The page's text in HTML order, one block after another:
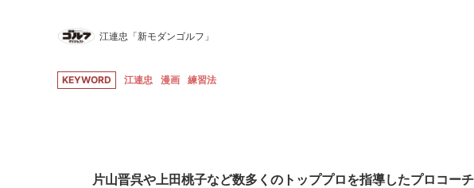
江連忠「新モダンゴルフ」
KEYWORD 江連忠 漫画 練習法
片山晋呉や上田桃子など数多くのトッププロを指導したプロコー